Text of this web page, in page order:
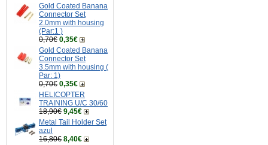
Gold Coated Banana
Connector Set
2.0mm with housing
(Par:1 )
0,70€ 0,35€
Gold Coated Banana
Connector Set
3.5mm with housing (
Par: 1)
0,70€ 0,35€
HELICOPTER
TRAINING U/C 30/60
18,90€ 9,45€
Metal Tail Holder Set
azul
16,80€ 8,40€